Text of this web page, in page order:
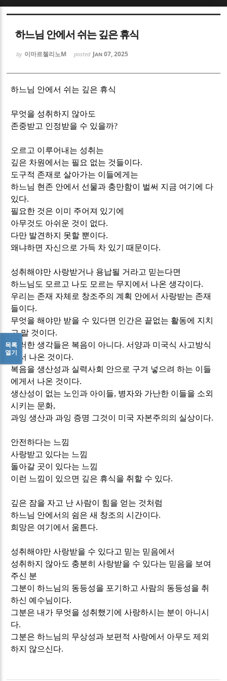
하느님 안에서 쉬는 깊은 휴식
by 이마르첼리노M posted Jan 07, 2025
하느님 안에서 쉬는 깊은 휴식
무엇을 성취하지 않아도
존중받고 인정받을 수 있을까?
오르고 이루어내는 성취는
깊은 차원에서는 필요 없는 것들이다.
도구적 존재로 살아가는 이들에게는
하느님 현존 안에서 선물과 충만함이 벌써 지금 여기에 다
있다.
필요한 것은 이미 주어져 있기에
아무것도 아쉬운 것이 없다.
다만 발견하지 못할 뿐이다.
왜냐하면 자신으로 가득 차 있기 때문이다.
성취해야만 사랑받거나 용납될 거라고 믿는다면
하느님도 모르고 나도 모르는 무지에서 나온 생각이다.
우리는 존재 자체로 창조주의 계획 안에서 사랑받는 존재
들이다.
무엇을 해야만 받을 수 있다면 인간은 끝없는 활동에 지치
고 말 것이다.
이러한 생각들은 복음이 아니다.서양과 미국식 사고방식
에서 나온 것이다.
복음을 생산성과 실력사회 안으로 구겨 넣으려 하는 이들
에게서 나온 것이다.
생산성이 없는 노인과 아이들, 병자와 가난한 이들을 소외
시키는 문화,
과잉 생산과 과잉 증명 그것이 미국 자본주의의 실상이다.
안전하다는 느낌
사랑받고 있다는 느낌
돌아갈 곳이 있다는 느낌
이런 느낌이 있으면 깊은 휴식을 취할 수 있다.
깊은 잠을 자고 난 사람이 힘을 얻는 것처럼
하느님 안에서의 쉼은 새 창조의 시간이다.
희망은 여기에서 움튼다.
성취해야만 사랑받을 수 있다고 믿는 믿음에서
성취하지 않아도 충분히 사랑받을 수 있다는 믿음을 보여
주신 분
그분이 하느님의 동등성을 포기하고 사람의 동등성을 취
하신 예수님이다.
그분은 내가 무엇을 성취했기에 사랑하시는 분이 아니시
다.
그분은 하느님의 무상성과 보편적 사랑에서 아무도 제외
하지 않으신다.
목록
열기
Sketchbook5, 스케치북5
Sketchbook5, 스케치북5
Sketchbook5, 스케치북5
Sketchbook5, 스케치북5